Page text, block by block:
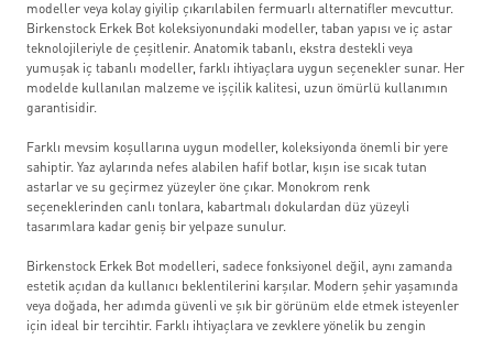
modeller veya kolay giyilip çıkarılabilen fermuarlı alternatifler mevcuttur.
Birkenstock Erkek Bot koleksiyonundaki modeller, taban yapısı ve iç astar
teknolojileriyle de çeşitlenir. Anatomik tabanlı, ekstra destekli veya
yumuşak iç tabanlı modeller, farklı ihtiyaçlara uygun seçenekler sunar. Her
modelde kullanılan malzeme ve işçilik kalitesi, uzun ömürlü kullanımın
garantisidir.
Farklı mevsim koşullarına uygun modeller, koleksiyonda önemli bir yere
sahiptir. Yaz aylarında nefes alabilen hafif botlar, kışın ise sıcak tutan
astarlar ve su geçirmez yüzeyler öne çıkar. Monokrom renk
seçeneklerinden canlı tonlara, kabartmalı dokulardan düz yüzeyli
tasarımlara kadar geniş bir yelpaze sunulur.
Birkenstock Erkek Bot modelleri, sadece fonksiyonel değil, aynı zamanda
estetik açıdan da kullanıcı beklentilerini karşılar. Modern şehir yaşamında
veya doğada, her adımda güvenli ve şık bir görünüm elde etmek isteyenler
için ideal bir tercihtir. Farklı ihtiyaçlara ve zevklere yönelik bu zengin